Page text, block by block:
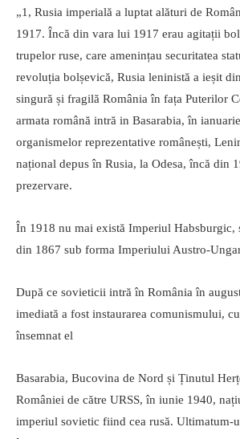
„1, Rusia imperială a luptat alături de
1917. Încă din vara lui 1917 erau agitații
trupelor ruse, care amenințau securitatea
revoluția bolșevică, Rusia leninistă a ieșit
singură și fragilă România în fața Puterilor
armata română intră in Basarabia, în
organismelor reprezentative românești,
național depus în Rusia, la Odesa, încă din
prezervare.
În 1918 nu mai există Imperiul Habsburgic,
din 1867 sub forma Imperiului Austro-
După ce sovieticii intră în România în
imediată a fost instaurarea comunismului,
însemnat el
Basarabia, Bucovina de Nord și Ținutul
României de către URSS, în iunie 1940,
imperiul sovietic fiind cea rusă. Ultimatum-